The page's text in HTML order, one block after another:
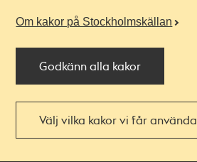
Om kakor på Stockholmskällan
Godkänn alla kakor
Välj vilka kakor vi får använda